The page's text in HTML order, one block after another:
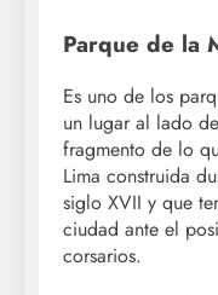
Parque de la
Es uno de los
un lugar al lado
fragmento de lo
Lima construida
siglo XVII y que
ciudad ante el
corsarios.